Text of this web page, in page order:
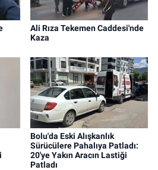
Ali Rıza Tekemen Caddesi'nde
Kaza
Bolu'da Eski Alışkanlık
Sürücülere Pahalıya Patladı:
20'ye Yakın Aracın Lastiği
Patladı